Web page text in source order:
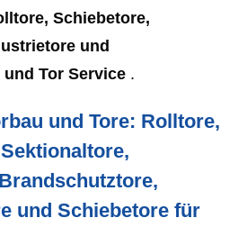
Schiebetore,
und
Tor Service .
und Tore: Rolltore,
und Schiebetore für